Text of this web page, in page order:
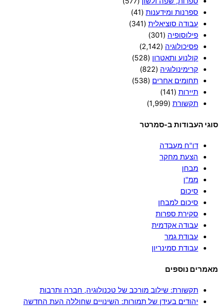
ספרנות ומידענות (41)
עבודה סוציאלית (341)
פילוסופיה (301)
פסיכולוגיה (2,142)
קולנוע ותאטרון (528)
קרימינולוגיה (822)
תחומים אחרים (538)
תיירות (141)
תקשורת (1,999)
סוגי העבודות ב-סמרטר
דו"ח מעבדה
הצעת מחקר
מבחן
ממ"ן
סיכום
סיכום למבחן
סקירת ספרות
עבודה אקדמית
עבודת גמר
עבודת סמינריון
מאמרים נוספים
תקשורת: שילוב מורכב של טכנולוגיה, חברה ותרבות
יהודים בעידן של תמורות: השינויים שחוללה העת החדשה